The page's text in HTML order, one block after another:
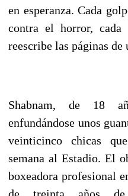
en esperanza. Cada
contra el horror, cada
reescribe las páginas
Shabnam, de 18
enfundándose unos
veinticinco chicas
semana al Estadio. El
boxeadora profesional